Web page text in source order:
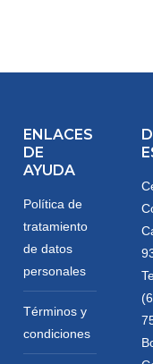
ENLACES
DE
AYUDA
Política de
tratamiento
de datos
personales
Términos y
condiciones